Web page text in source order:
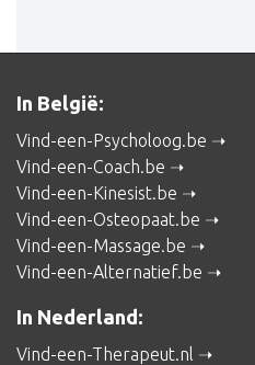
In België:
Vind-een-Psycholoog.be
Vind-een-Coach.be
Vind-een-Kinesist.be
Vind-een-Osteopaat.be
Vind-een-Massage.be
Vind-een-Alternatief.be
In Nederland:
Vind-een-Therapeut.nl